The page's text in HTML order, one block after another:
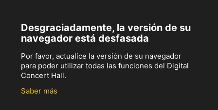
Desgraciadamente, la versión de su
navegador está desfasada
Por favor, actualice la versión de su navegador
para poder utilizar todas las funciones del Digital
Concert Hall.
Saber más